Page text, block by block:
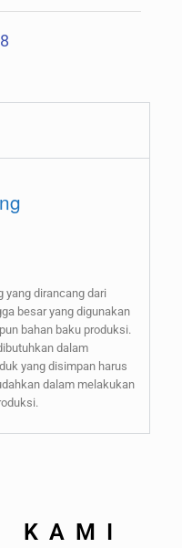
yang dirancang dari
besar yang digunakan
bahan baku produksi.
dalam
yang disimpan harus
dalam melakukan
KAMI